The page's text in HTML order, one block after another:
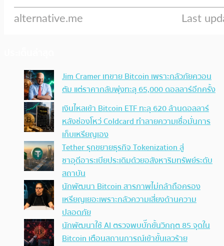
Jim Cramer เทขาย Bitcoin เพราะกลัวภัยควอน
ตัม แต่ราคากลับพุ่งทะลุ 65,000 ดอลลาร์อีกครั้ง
เงินไหลเข้า Bitcoin ETF ทะลุ 620 ล้านดอลลาร์
หลังช่องโหว่ Coldcard ทำลายความเชื่อมั่นการ
เก็บเหรียญเอง
Tether รุกขยายธุรกิจ Tokenization สู่
ซาอุดีอาระเบียประเดิมด้วยอสังหาริมทรัพย์ระดับ
สถาบัน
นักพัฒนา Bitcoin สารภาพไม่กล้าถือครอง
เหรียญเยอะเพราะกลัวความเสี่ยงด้านความ
ปลอดภัย
นักพัฒนาใช้ AI ตรวจพบบั๊กขั้นวิกฤต 85 จุดใน
Bitcoin เตือนสถานการณ์เข้าขั้นเลวร้าย